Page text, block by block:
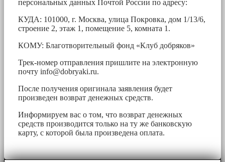
персональных данных Почтой России по адресу:
КУДА: 101000, г. Москва, улица Покровка, дом 1/13/6,
строение 2, этаж 1, помещение 5, комната 1.
КОМУ: Благотворительный фонд «Клуб добряков»
Трек-номер отправления пришлите на электронную
почту info@dobryaki.ru.
После получения оригинала заявления будет
произведен возврат денежных средств.
Информируем вас о том, что возврат денежных
средств производится только на ту же банковскую
карту, с которой была произведена оплата.